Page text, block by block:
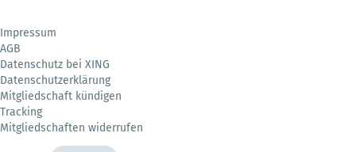
Impressum
AGB
Datenschutz bei XING
Datenschutzerklärung
Mitgliedschaft kündigen
Tracking
Mitgliedschaften widerrufen